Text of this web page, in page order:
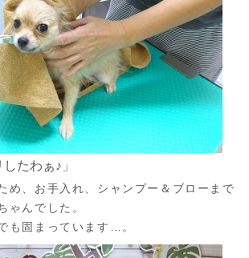
たわぁ♪」
め、お手入れ、シャンプー＆ブローまで
ゃんでした。
も固まっています…。